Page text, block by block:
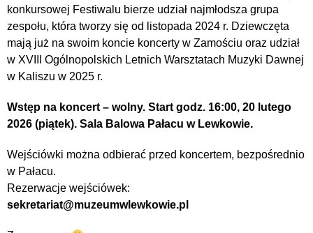
konkursowej Festiwalu bierze udział najmłodsza grupa
zespołu, która tworzy się od listopada 2024 r. Dziewczęta
mają już na swoim koncie koncerty w Zamościu oraz udział
w XVIII Ogólnopolskich Letnich Warsztatach Muzyki Dawnej
w Kaliszu w 2025 r.
Wstęp na koncert – wolny. Start godz. 16:00, 20 lutego
2026 (piątek). Sala Balowa Pałacu w Lewkowie.
Wejściówki można odbierać przed koncertem, bezpośrednio
w Pałacu.
Rezerwacje wejściówek:
sekretariat@muzeumwlewkowie.pl